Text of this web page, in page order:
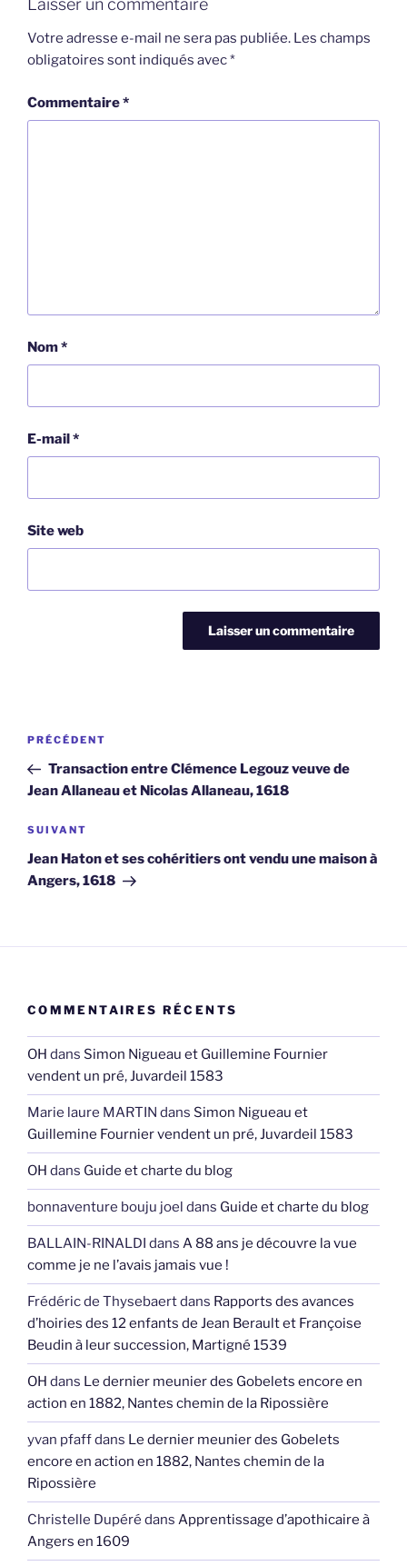
Laisser un commentaire
Votre adresse e-mail ne sera pas publiée. Les champs
obligatoires sont indiqués avec*
Commentaire*
Nom*
E-mail*
Site web
Navigation
l’article
Article
précédent
PRÉCÉDENT
Transaction entre Clémence Legouz veuve de
Jean Allaneau et Nicolas Allaneau, 1618
Article
suivant
SUIVANT
Jean Haton et ses cohéritiers ont vendu une maison à
Angers, 1618
COMMENTAIRES RÉCENTS
OH dans Simon Nigueau et Guillemine Fournier
vendent un pré, Juvardeil 1583
Marie laure MARTIN dans Simon Nigueau et
Guillemine Fournier vendent un pré, Juvardeil 1583
OH dans Guide et charte du blog
bonnaventure bouju joel dans Guide et charte du blog
BALLAIN-RINALDI dans A 88 ans je découvre la vue
comme je ne l’avais jamais vue !
Frédéric de Thysebaertdans Rapports des avances
d’hoiries des 12 enfants de Jean Berault et Françoise
Beudin à leur succession, Martigné 1539
OH dans Le dernier meunier des Gobelets encore en
action en 1882, Nantes chemin de la Ripossière
yvan pfaffdans Le dernier meunier des Gobelets
encore en action en 1882, Nantes chemin de la
Ripossière
Christelle Dupéré dans Apprentissage d’apothicaire à
Angers en 1609